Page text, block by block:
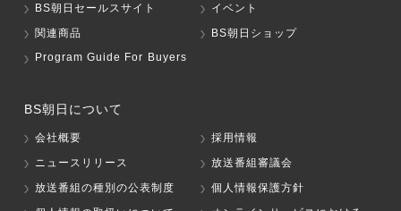
BS朝日セールスサイト
イベント
関連商品
BS朝日ショップ
Program Guide For Buyers
BS朝日について
会社概要
採用情報
ニュースリリース
放送番組審議会
放送番組の種別の公表制度
個人情報保護方針